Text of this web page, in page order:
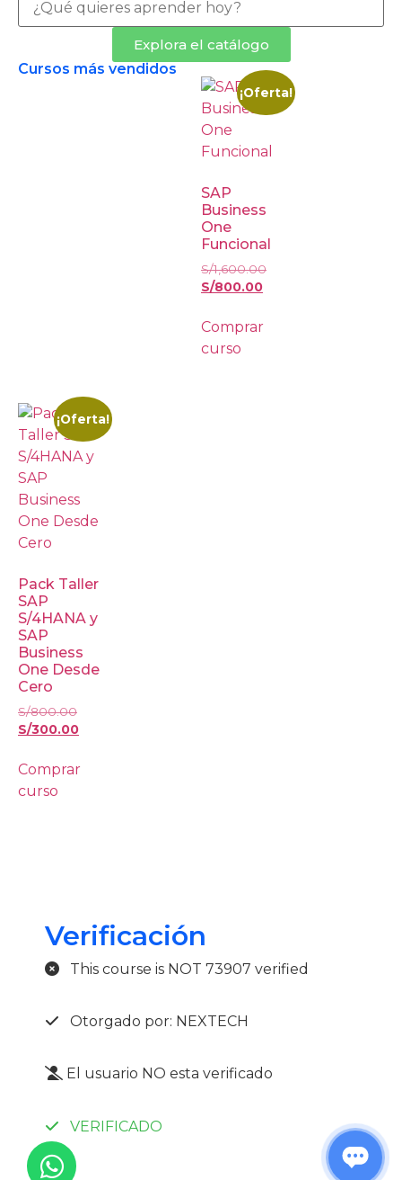
Explora el catálogo
Cursos más vendidos
¡Oferta!
SAP
Business
One
Funcional
S/1,600.00
S/800.00
Comprar
curso
¡Oferta!
Pack Taller
SAP
S/4HANA y
SAP
Business
One Desde
Cero
S/800.00
S/300.00
Comprar
curso
Verificación
This course is NOT 73907 verified
Otorgado por: NEXTECH
El usuario NO esta verificado
VERIFICADO